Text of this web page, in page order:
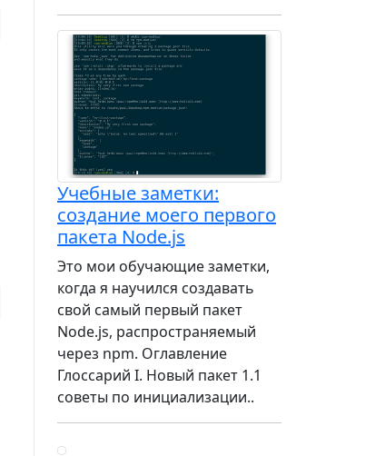
Учебные заметки:
создание моего первого
пакета Node.js
Это мои обучающие заметки,
когда я научился создавать
свой самый первый пакет
Node.js, распространяемый
через npm. Оглавление
Глоссарий I. Новый пакет 1.1
советы по инициализации..